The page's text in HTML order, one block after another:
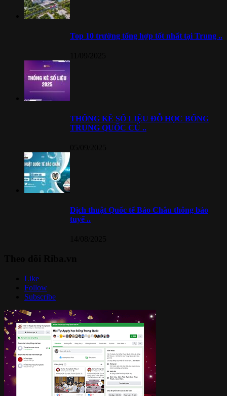
Top 10 trường tổng hợp tốt nhất tại Trung ..
THỐNG KÊ SỐ LIỆU ĐỖ HỌC BỔNG
TRUNG QUỐC CỦ ..
Dịch thuật Quốc tế Bảo Châu thông báo
tuyể ..
Like
Follow
Subscribe